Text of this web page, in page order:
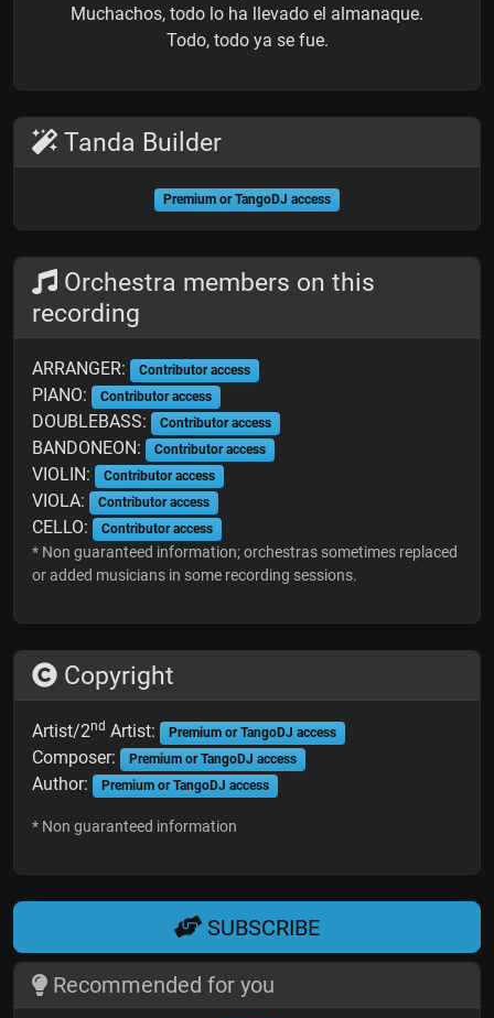
Muchachos, todo lo ha llevado el almanaque.
Todo, todo ya se fue.
Tanda Builder
Premium or TangoDJ access
Orchestra members on this
recording
ARRANGER: Contributor access
PIANO: Contributor access
DOUBLEBASS: Contributor access
BANDONEON: Contributor access
VIOLIN: Contributor access
VIOLA: Contributor access
CELLO: Contributor access
* Non guaranteed information; orchestras sometimes replaced
or added musicians in some recording sessions.
Copyright
Artist/2nd Artist: Premium or TangoDJ access
Composer: Premium or TangoDJ access
Author: Premium or TangoDJ access
* Non guaranteed information
SUBSCRIBE
Recommended for you